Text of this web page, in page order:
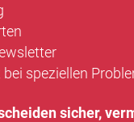
speziellen
sicher,